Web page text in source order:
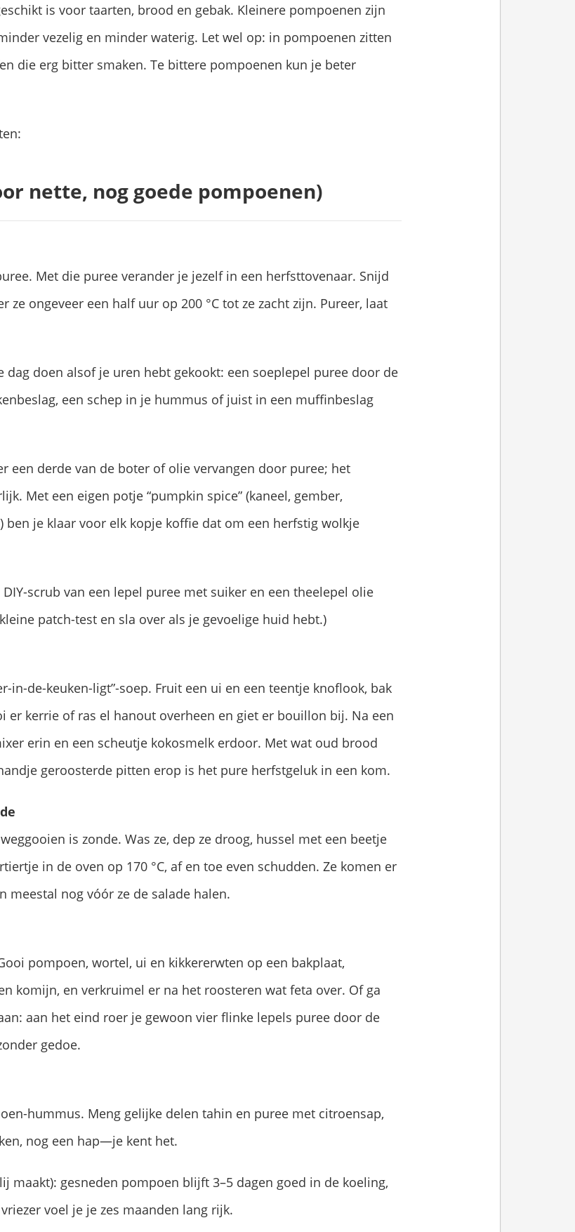
is voor taarten, brood en gebak. Kleinere pompoenen zijn
vezelig en minder waterig. Let wel op: in pompoenen zitten
die erg bitter smaken. Te bittere pompoenen kun je beter
nette, nog goede pompoenen)
Met die puree verander je jezelf in een herfsttovenaar. Snijd
ze ongeveer een half uur op 200 °C tot ze zacht zijn. Pureer, laat
dag doen alsof je uren hebt gekookt: een soeplepel puree door de
een schep in je hummus of juist in een muffinbeslag
een derde van de boter of olie vervangen door puree; het
Met een eigen potje “pumpkin spice” (kaneel, gember,
ben je klaar voor elk kopje koffie dat om een herfstig wolkje
scrub van een lepel puree met suiker en een theelepel olie
patch-test en sla over als je gevoelige huid hebt.)
in-de-keuken-ligt”-soep. Fruit een ui en een teentje knoflook, bak
er kerrie of ras el hanout overheen en giet er bouillon bij. Na een
erin en een scheutje kokosmelk erdoor. Met wat oud brood
geroosterde pitten erop is het pure herfstgeluk in een kom.
is zonde. Was ze, dep ze droog, hussel met een beetje
in de oven op 170 °C, af en toe even schudden. Ze komen er
meestal nog vóór ze de salade halen.
pompoen, wortel, ui en kikkererwten op een bakplaat,
komijn, en verkruimel er na het roosteren wat feta over. Of ga
aan het eind roer je gewoon vier flinke lepels puree door de
gedoe.
hummus. Meng gelijke delen tahin en puree met citroensap,
nog een hap—je kent het.
maakt): gesneden pompoen blijft 3–5 dagen goed in de koeling,
voel je je zes maanden lang rijk.